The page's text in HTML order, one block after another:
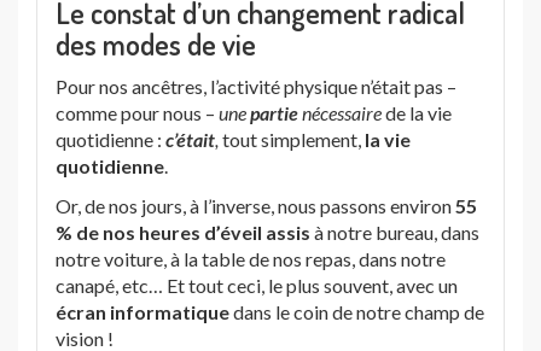
Le constat d’un changement radical
des modes de vie
Pour nos ancêtres, l’activité physique n’était pas –
comme pour nous – unepartienécessairede la vie
quotidienne : c’était, tout simplement, la vie
quotidienne.
Or, de nos jours, à l’inverse, nous passons environ55
% de nos heures d’éveil assis à notre bureau, dans
notre voiture, à la table de nos repas, dans notre
canapé, etc… Et tout ceci, le plus souvent, avec un
écran informatiquedans le coin de notre champ de
vision !